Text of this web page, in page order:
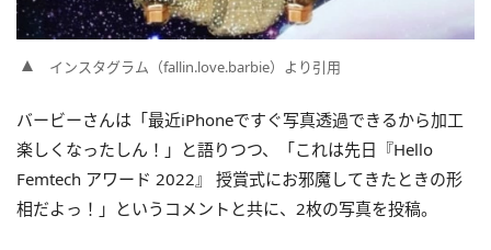
インスタグラム（fallin.love.barbie）より引用
バービーさんは「最近iPhoneですぐ写真透過できるから加工
楽しくなったしん！」と語りつつ、
「これは先日『Hello
Femtech アワード 2022』 授賞式にお邪魔してきたときの形
相だよっ！」というコメントと共に、2枚の写真を投稿。